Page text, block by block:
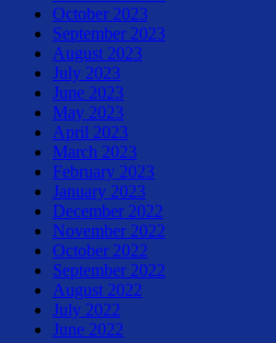
October 2023
September 2023
August 2023
July 2023
June 2023
May 2023
April 2023
March 2023
February 2023
January 2023
December 2022
November 2022
October 2022
September 2022
August 2022
July 2022
June 2022